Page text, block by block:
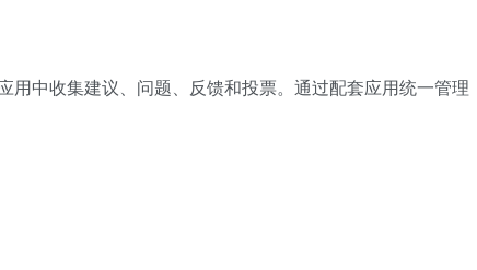
用中收集建议、问题、反馈和投票。通过配套应用统一管理